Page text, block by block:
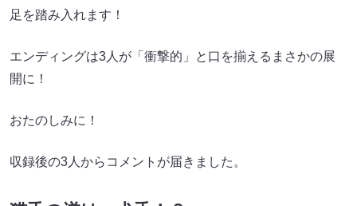
足を踏み入れます！
エンディングは3人が「衝撃的」と口を揃えるまさかの展
開に！
おたのしみに！
収録後の3人からコメントが届きました。